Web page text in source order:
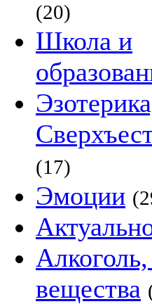
(20)
Школа и
(17)
Эмоции
Алкоголь,
вещества